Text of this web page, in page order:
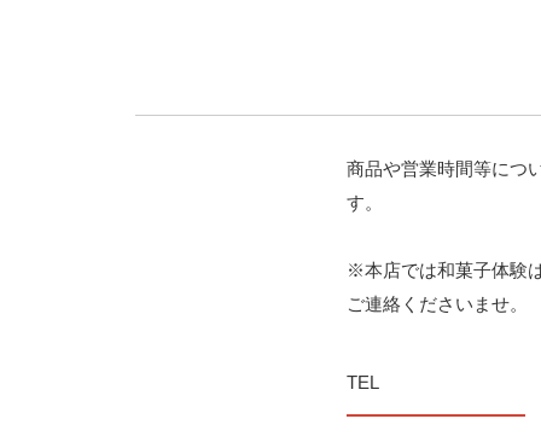
商品や営業時間等につ
す。
※本店では和菓子体験
ご連絡くださいませ。
TEL